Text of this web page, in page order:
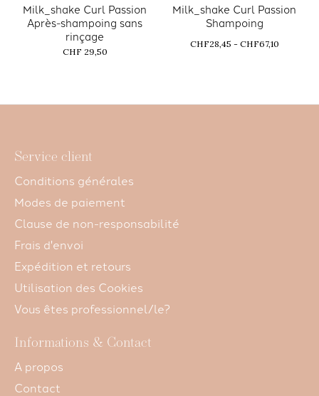
Milk_shake Curl Passion
Après-shampoing sans
rinçage
CHF 29,50
Milk_shake Curl Passion
Shampoing
CHF28,45 - CHF67,10
Service client
Conditions générales
Modes de paiement
Clause de non-responsabilité
Frais d'envoi
Expédition et retours
Utilisation des Cookies
Vous êtes professionnel/le?
Informations & Contact
A propos
Contact